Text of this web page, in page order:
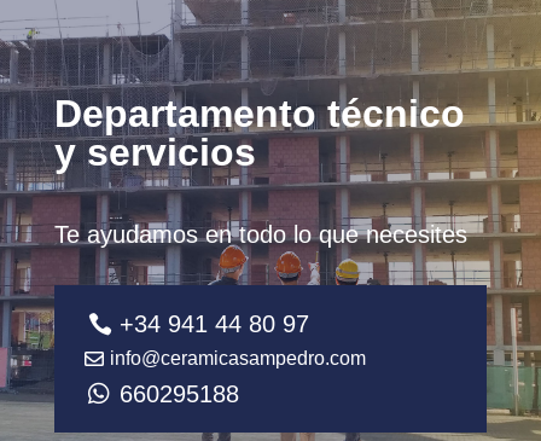
Departamento técnico
y servicios
Te ayudamos en todo lo que necesites
+34 941 44 80 97
info@ceramicasampedro.com
660295188